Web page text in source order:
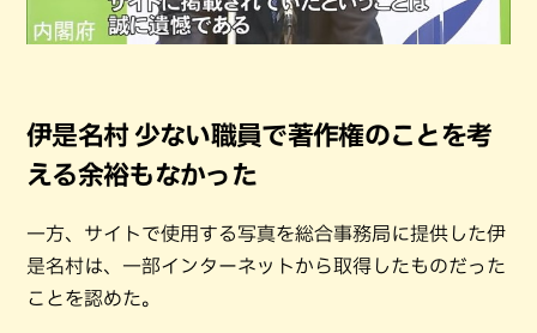
伊是名村 少ない職員で著作権のことを考
える余裕もなかった
一方、サイトで使用する写真を総合事務局に提供した伊
是名村は、一部インターネットから取得したものだった
ことを認めた。